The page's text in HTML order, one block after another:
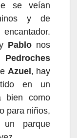
se veían
y de
Pablo nos
Pedroches
Azuel , hay
en un
bien como
para niños,
parque